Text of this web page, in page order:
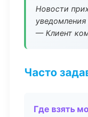
Новости
— Клиент
Часто
Где взять